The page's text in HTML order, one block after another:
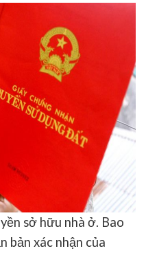
sở hữu nhà ở. Bao
bản xác nhận của